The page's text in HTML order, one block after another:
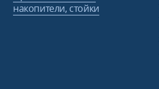
накопители, стойки